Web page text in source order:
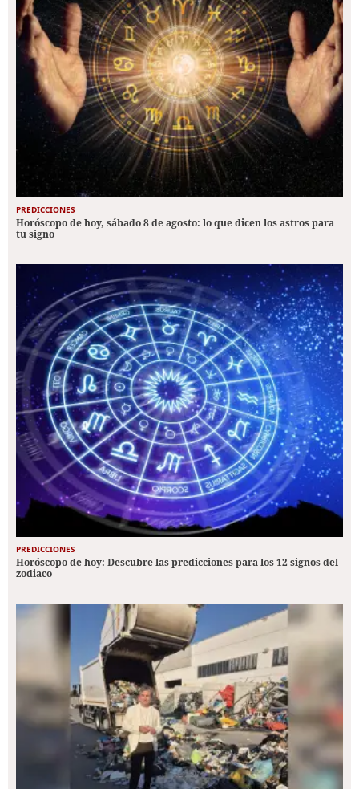
PREDICCIONES
Horóscopo de hoy, sábado 8 de agosto: lo que dicen los astros para
tu signo
PREDICCIONES
Horóscopo de hoy: Descubre las predicciones para los 12 signos del
zodiaco